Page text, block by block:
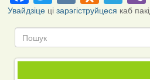
Увайдзіцеці зарэгіструйцеся каб